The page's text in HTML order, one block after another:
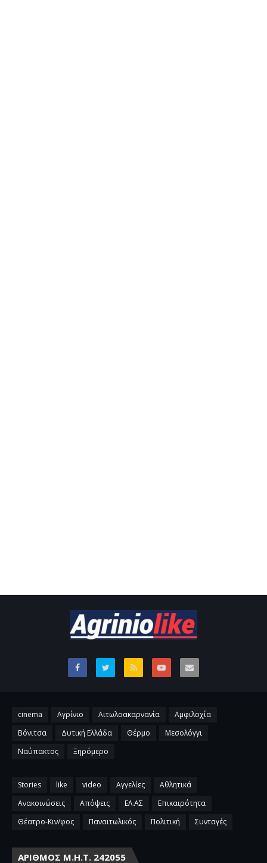
cinema Αγρίνιο Αιτωλοακαρνανία
Αμφιλοχία
Βόνιτσα
Δυτική Ελλάδα Θέρμο
Μεσολόγγι
Ναύπακτος
Ξηρόμερο
Stories like video Αγγελίες
Αθλητικά
Ανακοινώσεις
Απόψεις ΕΛ.ΑΣ
Επικαιρότητα
Θέατρο-Κιν/φος
Παναιτωλικός Πολιτική Συνταγές
ΑΡΙΘΜΌΣ Μ.Η.Τ. 242055